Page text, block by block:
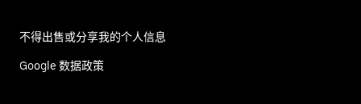
不得出售或分享我的个人信息
Google 数据政策